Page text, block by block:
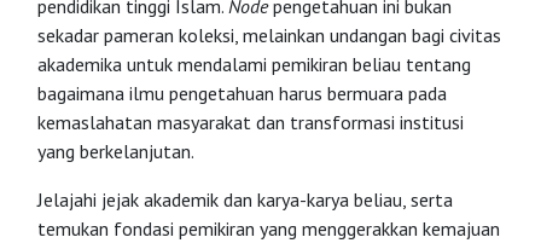
pendidikan tinggi Islam. Nodepengetahuan ini bukan
sekadar pameran koleksi, melainkan undangan bagi civitas
akademika untuk mendalami pemikiran beliau tentang
bagaimana ilmu pengetahuan harus bermuara pada
kemaslahatan masyarakat dan transformasi institusi
yang berkelanjutan.
Jelajahi jejak akademik dan karya-karya beliau, serta
temukan fondasi pemikiran yang menggerakkan kemajuan